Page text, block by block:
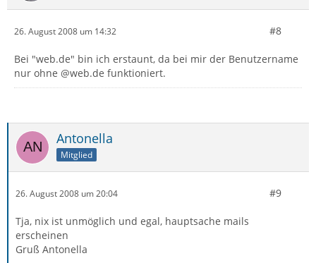
26. August 2008 um 14:32 #8
Bei "web.de" bin ich erstaunt, da bei mir der Benutzername
nur ohne @web.de funktioniert.
Antonella
Mitglied
26. August 2008 um 20:04 #9
Tja, nix ist unmöglich und egal, hauptsache mails
erscheinen
Gruß Antonella